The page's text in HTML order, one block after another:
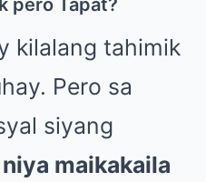
pero Tapat?
kilalang tahimik
Pero sa
siyang
maikakaila